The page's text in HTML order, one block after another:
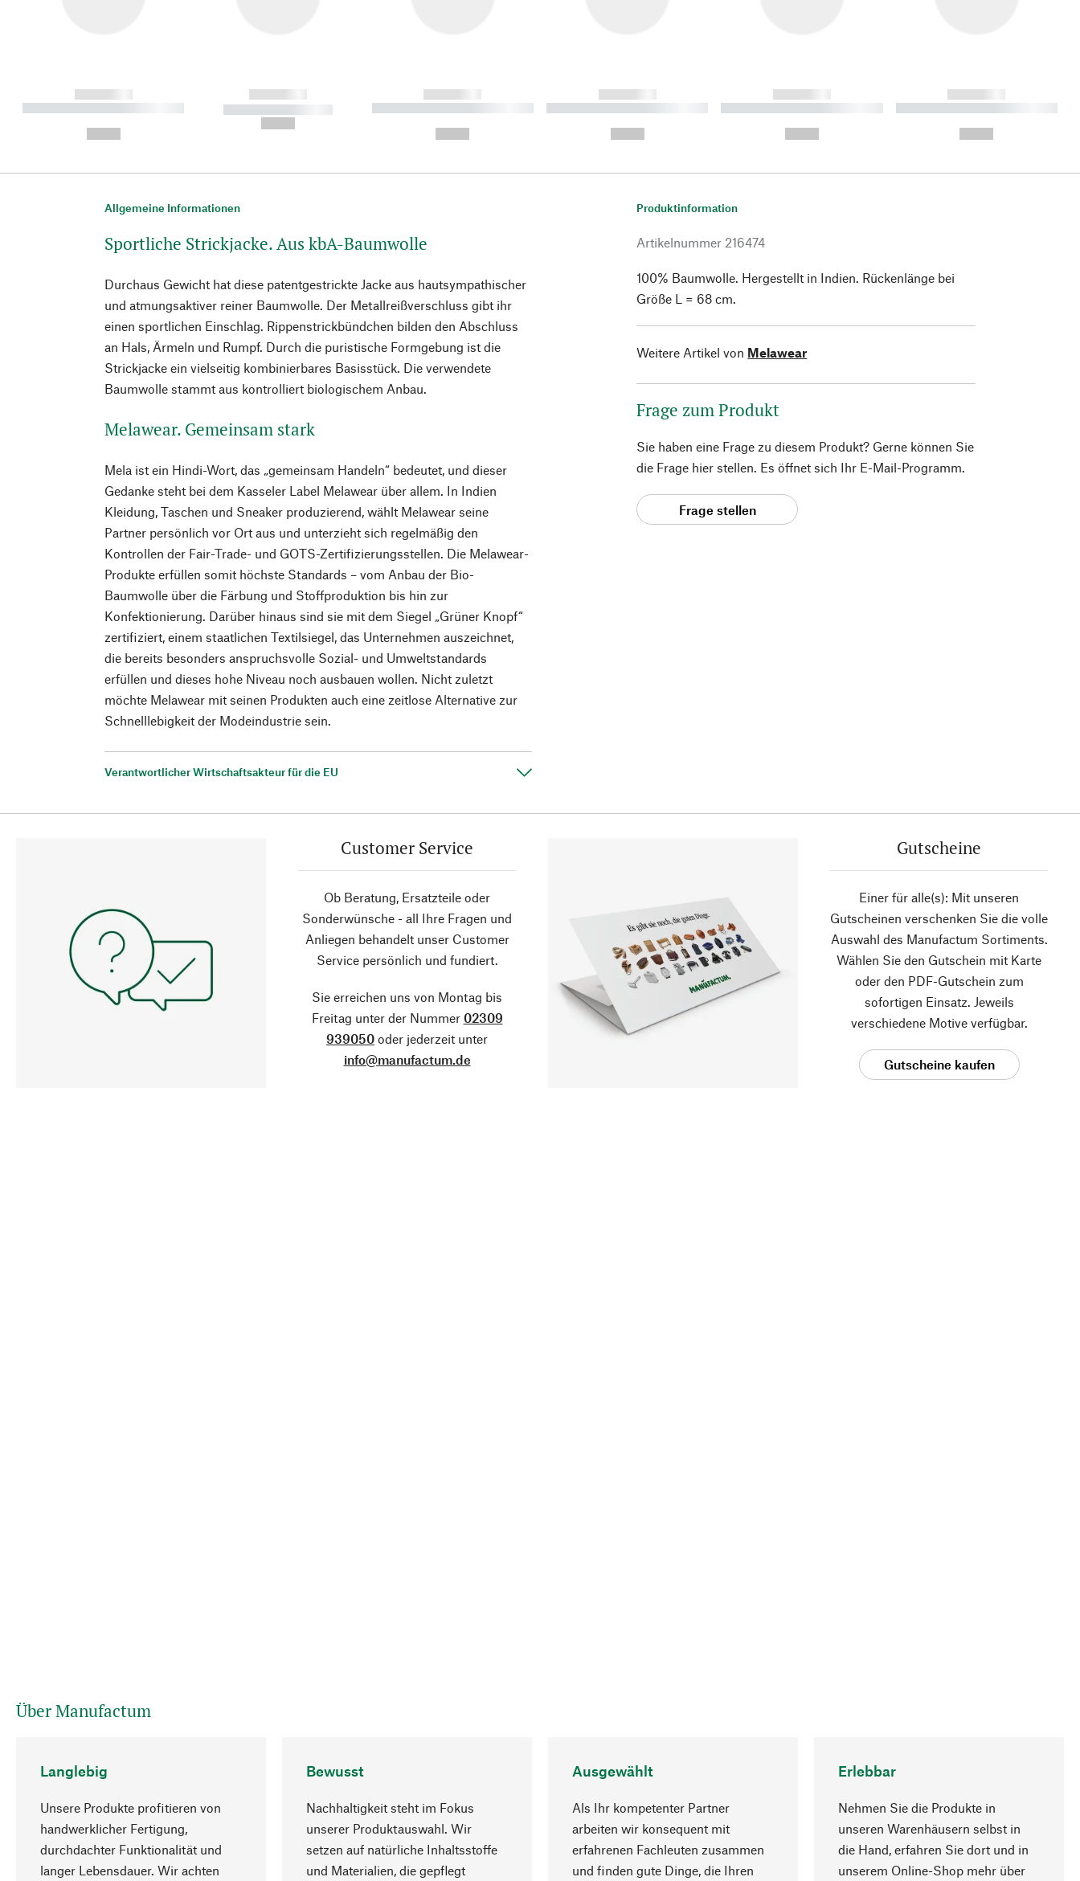
------------
----------- ----------- ----------
------------
----------- -----------
------------
----------- ----------- ----------
------------
----------- ----------- ----------
------------
----------- ----------- ----------
------------
----------- ----------- ----------
Allgemeine Informationen
Sportliche Strickjacke. Aus kbA-Baumwolle
Durchaus Gewicht hat diese patentgestrickte Jacke aus hautsympathischer
und atmungsaktiver reiner Baumwolle. Der Metallreißverschluss gibt ihr
einen sportlichen Einschlag. Rippenstrickbündchen bilden den Abschluss
an Hals, Ärmeln und Rumpf. Durch die puristische Formgebung ist die
Strickjacke ein vielseitig kombinierbares Basisstück. Die verwendete
Baumwolle stammt aus kontrolliert biologischem Anbau.
Melawear. Gemeinsam stark
Mela ist ein Hindi-Wort, das „gemeinsam Handeln“ bedeutet, und dieser
Gedanke steht bei dem Kasseler Label Melawear über allem. In Indien
Kleidung, Taschen und Sneaker produzierend, wählt Melawear seine
Partner persönlich vor Ort aus und unterzieht sich regelmäßig den
Kontrollen der Fair-Trade- und GOTS-Zertifizierungsstellen. Die Melawear-
Produkte erfüllen somit höchste Standards – vom Anbau der Bio-
Baumwolle über die Färbung und Stoffproduktion bis hin zur
Konfektionierung. Darüber hinaus sind sie mit dem Siegel „Grüner Knopf“
zertifiziert, einem staatlichen Textilsiegel, das Unternehmen auszeichnet,
die bereits besonders anspruchsvolle Sozial- und Umweltstandards
erfüllen und dieses hohe Niveau noch ausbauen wollen. Nicht zuletzt
möchte Melawear mit seinen Produkten auch eine zeitlose Alternative zur
Schnelllebigkeit der Modeindustrie sein.
Verantwortlicher Wirtschaftsakteur für die EU
Produktinformation
Artikelnummer 216474
100% Baumwolle. Hergestellt in Indien. Rückenlänge bei
Größe L = 68 cm.
Weitere Artikel von Melawear
Frage zum Produkt
Sie haben eine Frage zu diesem Produkt? Gerne können Sie
die Frage hier stellen. Es öffnet sich Ihr E-Mail-Programm.
Frage stellen
Customer Service
Ob Beratung, Ersatzteile oder
Sonderwünsche - all Ihre Fragen und
Anliegen behandelt unser Customer
Service persönlich und fundiert.
Sie erreichen uns von Montag bis
Freitag unter der Nummer 02309
939050 oder jederzeit unter
info@manufactum.de
Gutscheine
Einer für alle(s): Mit unseren
Gutscheinen verschenken Sie die volle
Auswahl des Manufactum Sortiments.
Wählen Sie den Gutschein mit Karte
oder den PDF-Gutschein zum
sofortigen Einsatz. Jeweils
verschiedene Motive verfügbar.
Gutscheine kaufen
Über Manufactum
Langlebig
Unsere Produkte profitieren von
handwerklicher Fertigung,
durchdachter Funktionalität und
langer Lebensdauer. Wir achten
Bewusst
Nachhaltigkeit steht im Fokus
unserer Produktauswahl. Wir
setzen auf natürliche Inhaltsstoffe
und Materialien, die gepflegt
Ausgewählt
Als Ihr kompetenter Partner
arbeiten wir konsequent mit
erfahrenen Fachleuten zusammen
und finden gute Dinge, die Ihren
Erlebbar
Nehmen Sie die Produkte in
unseren Warenhäusern selbst in
die Hand, erfahren Sie dort und in
unserem Online-Shop mehr über